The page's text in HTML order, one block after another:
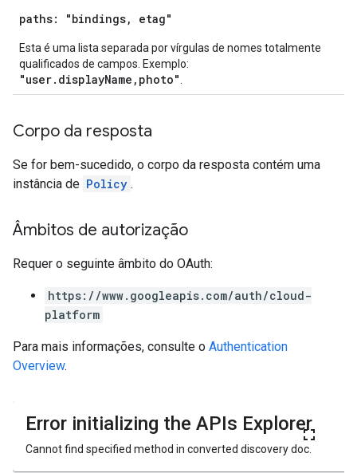
paths: "bindings, etag"
Esta é uma lista separada por vírgulas de nomes totalmente
qualificados de campos. Exemplo:
"user.displayName,photo"
Corpo da resposta
Se for bem-sucedido, o corpo da resposta contém uma
instância de Policy .
Âmbitos de autorização
Requer o seguinte âmbito do OAuth:
https://www.googleapis.com/auth/cloud-
platform
Para mais informações, consulte o Authentication
Overview.